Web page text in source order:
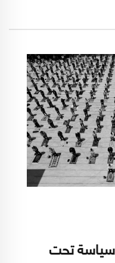
سياسة تحت